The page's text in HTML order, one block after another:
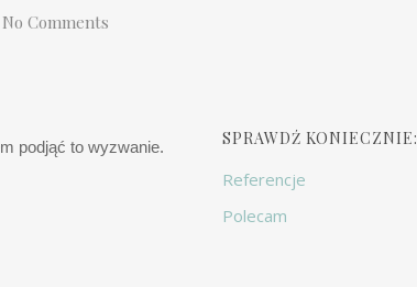
No Comments
podjąć to wyzwanie.
SPRAWDŹ KONIECZNIE:
Referencje
Polecam